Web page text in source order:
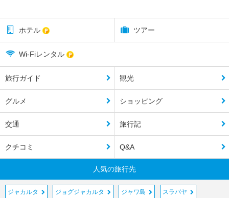
ホテル ツアー
Wi-Fiレンタル
旅行ガイド 観光
グルメ ショッピング
交通 旅行記
クチコミ Q&A
人気の旅行先
ジャカルタ ジョグジャカルタ ジャワ島 スラバヤ